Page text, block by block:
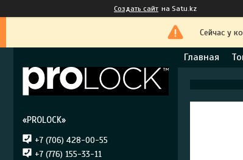
Создать сайт на Satu.kz
Сейчас у
Главная
«PROLOCK»
+7 (706) 428-00-55
+7 (776) 155-33-11